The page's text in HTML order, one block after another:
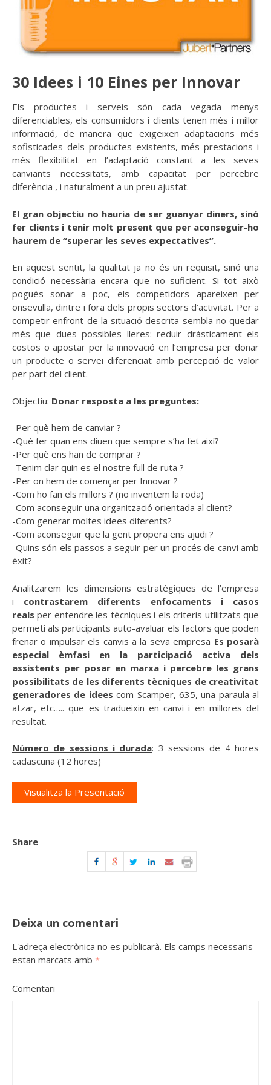
30 Idees i 10 Eines per Innovar
Els productes i serveis són cada vegada menys
diferenciables, els consumidors i clients tenen més i millor
informació, de manera que exigeixen adaptacions més
sofisticades dels productes existents, més prestacions i
més flexibilitat en l’adaptació constant a les seves
canviants necessitats, amb capacitat per percebre
diferència , i naturalment a un preu ajustat.
El gran objectiu no hauria de ser guanyar diners, sinó
fer clients i tenir molt present que per aconseguir-ho
haurem de “superar les seves expectatives”.
En aquest sentit, la qualitat ja no és un requisit, sinó una
condició necessària encara que no suficient. Si tot això
pogués sonar a poc, els competidors apareixen per
onsevulla, dintre i fora dels propis sectors d’activitat. Per a
competir enfront de la situació descrita sembla no quedar
més que dues possibles lleres: reduir dràsticament els
costos o apostar per la innovació en l’empresa per donar
un producte o servei diferenciat amb percepció de valor
per part del client.
Objectiu: Donar resposta a les preguntes:
-Per què hem de canviar ?
-Què fer quan ens diuen que sempre s’ha fet així?
-Per què ens han de comprar ?
-Tenim clar quin es el nostre full de ruta ?
-Per on hem de començar per Innovar ?
-Com ho fan els millors ? (no inventem la roda)
-Com aconseguir una organització orientada al client?
-Com generar moltes idees diferents?
-Com aconseguir que la gent propera ens ajudi ?
-Quins són els passos a seguir per un procés de canvi amb
èxit?
Analitzarem les dimensions estratègiques de l’empresa
i contrastarem diferents enfocaments i casos
reals per entendre les tècniques i els criteris utilitzats que
permeti als participants auto-avaluar els factors que poden
frenar o impulsar els canvis a la seva empresa Es posarà
especial èmfasi en la participació activa dels
assistents per posar en marxa i percebre les grans
possibilitats de les diferents tècniques de creativitat
generadores de ideescom Scamper, 635, una paraula al
atzar, etc….. que es tradueixin en canvi i en millores del
resultat.
Número de sessions i durada: 3 sessions de 4 hores
cadascuna (12 hores)
Visualitza la Presentació
Share
Deixa un comentari
L'adreça electrònica no es publicarà. Els camps necessaris
estan marcats amb *
Comentari